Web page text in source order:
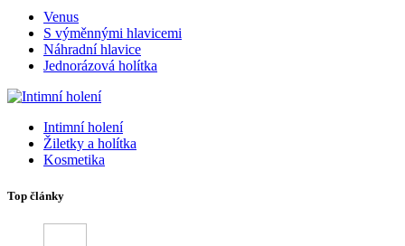
Venus
S výměnnými hlavicemi
Náhradní hlavice
Jednorázová holítka
Intimní holení
Žiletky a holítka
Kosmetika
Top články